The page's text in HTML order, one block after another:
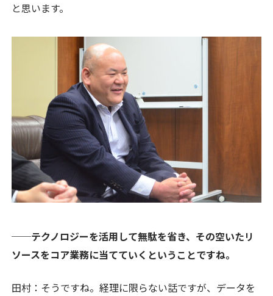
と思います。
──テクノロジーを活用して無駄を省き、その空いたリ
ソースをコア業務に当てていくということですね。
田村：そうですね。経理に限らない話ですが、データを